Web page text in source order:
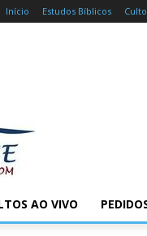
Início Estudos Bíblicos
AO VIVO